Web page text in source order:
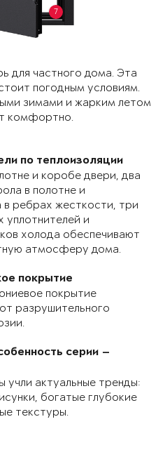
7
для частного дома. Эта
погодным условиям.
зимами и жарким летом
комфортно.
по теплоизоляции
и коробе двери, два
в полотне и
в ребрах жесткости, три
уплотнителей и
холода обеспечивают
атмосферу дома.
покрытие
покрытие
разрушительного
серии —
учли актуальные тренды:
богатые глубокие
текстуры.